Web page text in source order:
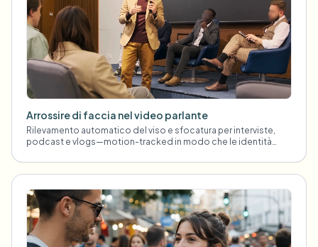
Arrossire di faccia nel video parlante
Rilevamento automatico del viso e sfocatura per interviste,
podcast e vlogs—motion-tracked in modo che le identità